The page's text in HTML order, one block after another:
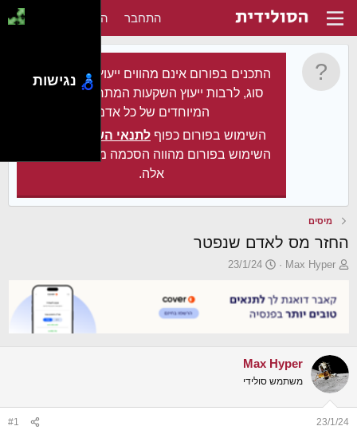
התחבר הירשם
התכנים בפורום אינם מהווים ייעוץ מקצועי מכל
סוג, לרבות ייעוץ השקעות המתחשב בצרכיו
המיוחדים של כל אדם.
השימוש בפורום כפוף לתנאי השימוש
השימוש בפורום מהווה הסכמה מלאה לתנאים
אלה.
מיסים
החזר מס לאדם שנפטר
פ
ח
ה
ש
א
Max Hyper
פ
ר
ס
ם
א
ר
ך
23/1/24
Max Hyper
משתמש סולידי
23/1/24
#1
נגישות